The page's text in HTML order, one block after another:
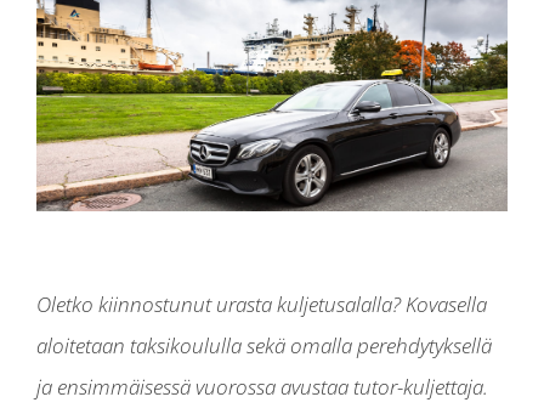
Oletko kiinnostunut urasta kuljetusalalla? Kovasella
aloitetaan taksikoululla sekä omalla perehdytyksellä
ja ensimmäisessä vuorossa avustaa tutor-kuljettaja.